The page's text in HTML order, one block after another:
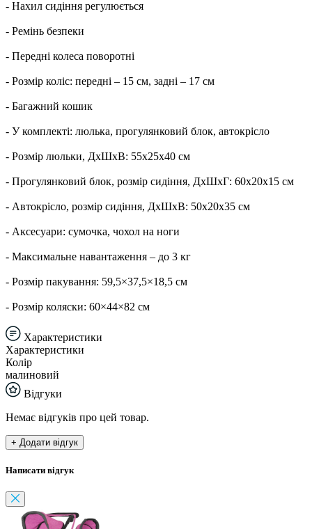
- Нахил сидіння регулюється
- Ремінь безпеки
- Передні колеса поворотні
- Розмір коліс: передні – 15 см, задні – 17 см
- Багажний кошик
- У комплекті: люлька, прогулянковий блок, автокрісло
- Розмір люльки, ДхШхВ: 55х25х40 см
- Прогулянковий блок, розмір сидіння, ДхШхГ: 60х20х15 см
- Автокрісло, розмір сидіння, ДхШхВ: 50х20х35 см
- Аксесуари: сумочка, чохол на ноги
- Максимальне навантаження – до 3 кг
- Розмір пакування: 59,5×37,5×18,5 см
- Розмір коляски: 60×44×82 см
Характеристики
Характеристики
Колір
малиновий
Відгуки
Немає відгуків про цей товар.
+ Додати відгук
Написати відгук